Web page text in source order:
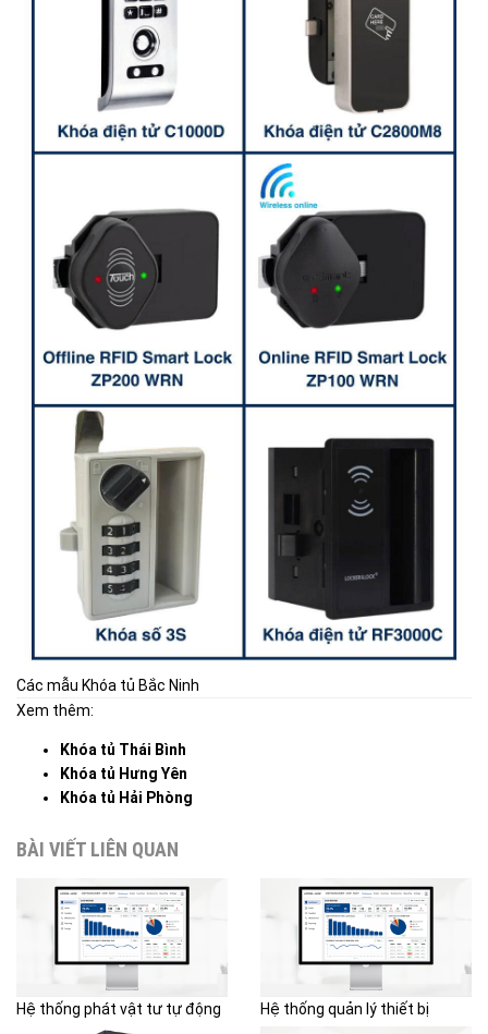
Các mẫu Khóa tủ Bắc Ninh
Xem thêm:
Khóa tủ Thái Bình
Khóa tủ Hưng Yên
Khóa tủ Hải Phòng
BÀI VIẾT LIÊN QUAN
Hệ thống phát vật tư tự động Hệ thống quản lý thiết bị